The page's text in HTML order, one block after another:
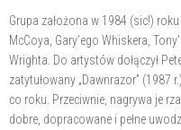
Grupa założona w 1984 (sic!)
McCoya, Gary’ego Whiskera,
Wrighta. Do artystów dołączył
zatytułowany „Dawnrazor” (1987
co roku. Przeciwnie, nagrywa je
dobre, dopracowane i pełne